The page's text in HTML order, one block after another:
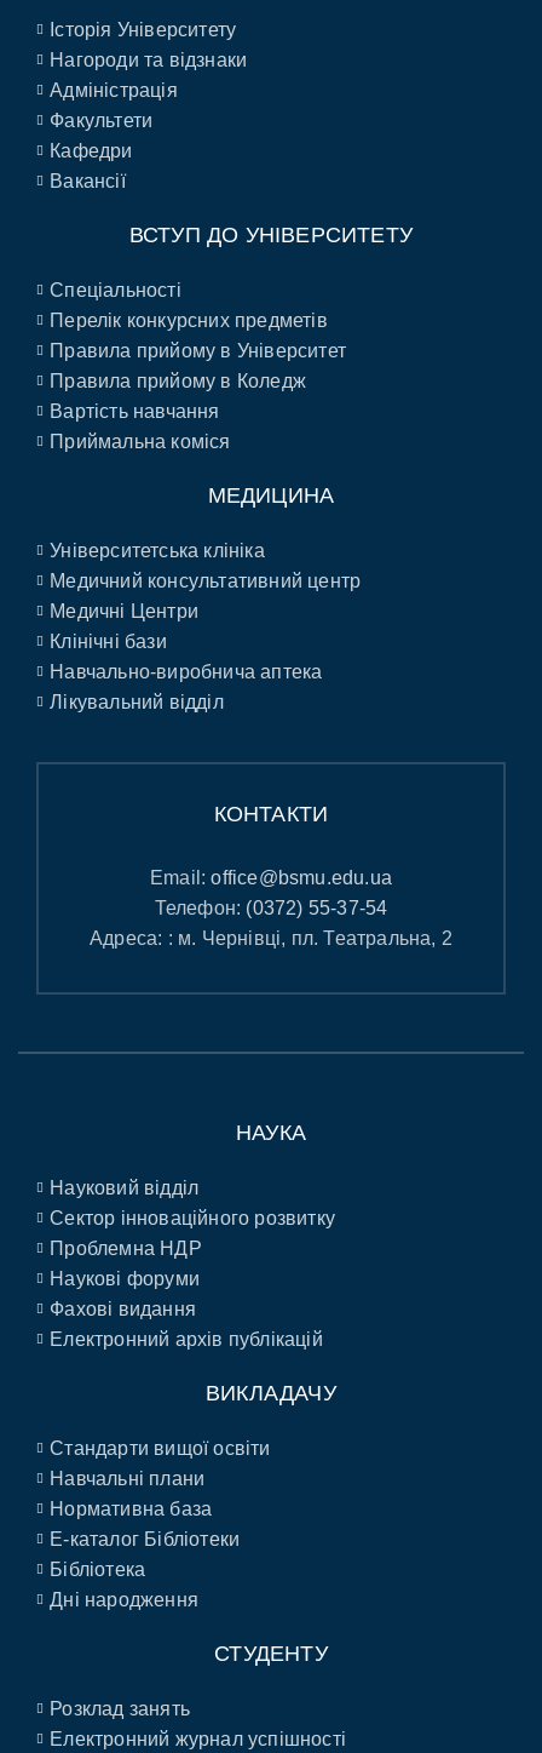
Історія Університету
Нагороди та відзнаки
Адміністрація
Факультети
Кафедри
Вакансії
ВСТУП ДО УНІВЕРСИТЕТУ
Спеціальності
Перелік конкурсних предметів
Правила прийому в Університет
Правила прийому в Коледж
Вартість навчання
Приймальна коміся
МЕДИЦИНА
Університетська клініка
Медичний консультативний центр
Медичні Центри
Клінічні бази
Навчально-виробнича аптека
Лікувальний відділ
КОНТАКТИ
Email:office@bsmu.edu.ua
Телефон: (0372) 55-37-54
Адреса: : м. Чернівці, пл. Театральна, 2
НАУКА
Науковий відділ
Сектор інноваційного розвитку
Проблемна НДР
Наукові форуми
Фахові видання
Електронний архів публікацій
ВИКЛАДАЧУ
Стандарти вищої освіти
Навчальні плани
Нормативна база
E-каталог Бібліотеки
Бібліотека
Дні народження
СТУДЕНТУ
Розклад занять
Електронний журнал успішності